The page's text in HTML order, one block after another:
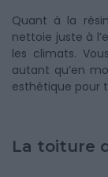
Quant à la
nettoie juste à
les climats.
autant qu’en
esthétique pour
La toiture